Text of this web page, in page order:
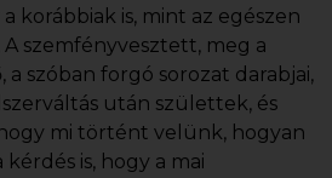
korábbiak is, mint az egészen
szemfényvesztett, meg a
szóban forgó sorozat darabjai,
után születtek, és
mi történt velünk, hogyan
is, hogy a mai